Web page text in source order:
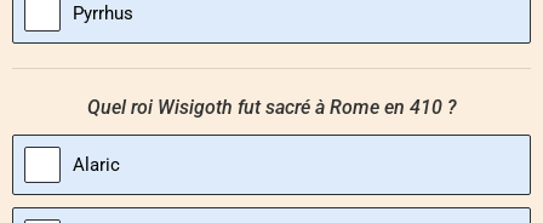
Pyrrhus
Quel roi Wisigoth fut sacré à Rome en 410 ?
Alaric